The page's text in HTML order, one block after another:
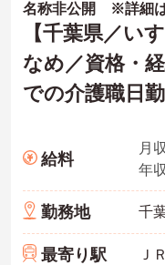
名称非公開 ※詳細
【千葉県／い
なめ／資格・
での介護職日
給料
勤務地 千
最寄り駅 Ｊ